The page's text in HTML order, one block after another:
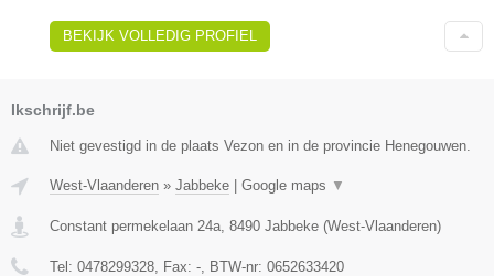
BEKIJK VOLLEDIG PROFIEL
Ikschrijf.be
Niet gevestigd in de plaats Vezon en in de provincie Henegouwen.
West-Vlaanderen » Jabbeke | Google maps ▼
Constant permekelaan 24a 8490 Jabbeke (West-Vlaanderen)
Tel: 0478299328 , Fax: - , BTW-nr: 0652633420